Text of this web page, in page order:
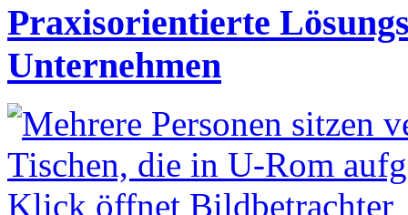
Praxisorientierte
Unternehmen